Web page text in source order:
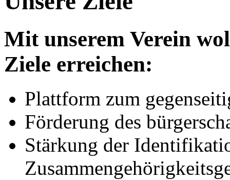
Mit unserem Verein
Ziele erreichen:
Plattform zum
Förderung des
Stärkung der